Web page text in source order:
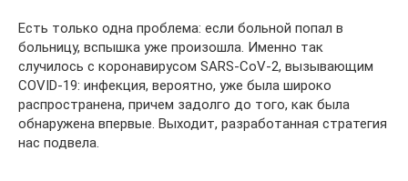
Есть только одна проблема: если больной попал в
больницу, вспышка уже произошла. Именно так
случилось с коронавирусом SARS-CoV-2, вызывающим
COVID-19: инфекция, вероятно, уже была широко
распространена, причем задолго до того, как была
обнаружена впервые. Выходит, разработанная стратегия
нас подвела.